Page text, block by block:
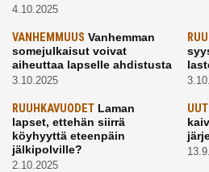
4.10.2025
VANHEMMUUS Vanhemman
somejulkaisut voivat
aiheuttaa lapselle ahdistusta
3.10.2025
RUUHKAVUODET Laman
lapset, ettehän siirrä
köyhyyttä eteenpäin
jälkipolville?
2.10.2025